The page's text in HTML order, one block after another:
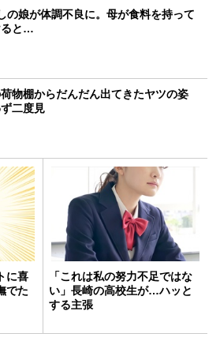
の娘が体調不良に。母が食料を持って
ると…
物棚からだんだん出てきたヤツの姿
二度見
に喜
でた
「これは私の努力不足ではな
い」長崎の高校生が…ハッと
する主張